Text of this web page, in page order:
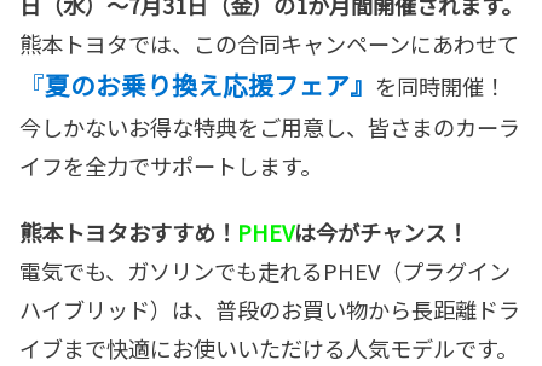
熊本トヨタでは、この合同キャンペーンにあわせて
『夏のお乗り換え応援フェア』 を同時開催！
今しかないお得な特典をご用意し、皆さまのカーラ
イフを全力でサポートします。
熊本トヨタおすすめ！ PHEVは今がチャンス！
電気でも、ガソリンでも走れるPHEV（プラグイン
ハイブリッド）は、普段のお買い物から長距離ドラ
イブまで快適にお使いいただける人気モデルです。